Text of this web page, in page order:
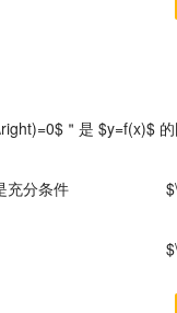
＂是 $y=f(x)$
充分条件